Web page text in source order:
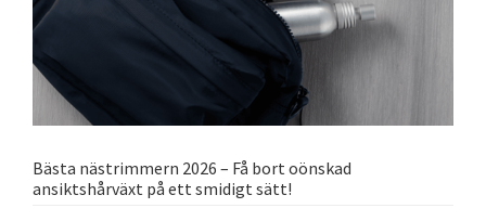
Bästa nästrimmern 2026 – Få bort oönskad
ansiktshårväxt på ett smidigt sätt!